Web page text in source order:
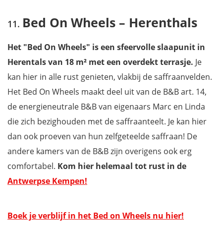
Bed On Wheels – Herenthals
Het "Bed On Wheels" is een sfeervolle slaapunit in
Herentals van 18 m² met een overdekt terrasje. Je
kan hier in alle rust genieten, vlakbij de saffraanvelden.
Het Bed On Wheels maakt deel uit van de B&B art. 14,
de energieneutrale B&B van eigenaars Marc en Linda
die zich bezighouden met de saffraanteelt. Je kan hier
dan ook proeven van hun zelfgeteelde saffraan! De
andere kamers van de B&B zijn overigens ook erg
comfortabel. Kom hier helemaal tot rust in de
Antwerpse Kempen!
Boek je verblijf in het Bed on Wheels nu hier!